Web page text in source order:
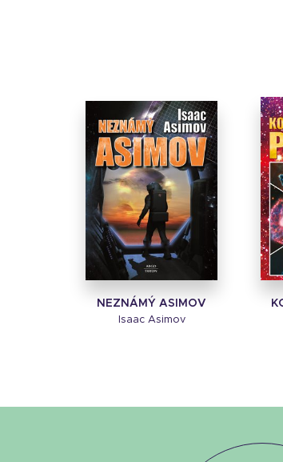
NEZNÁMÝ ASIMOV
Isaac Asimov